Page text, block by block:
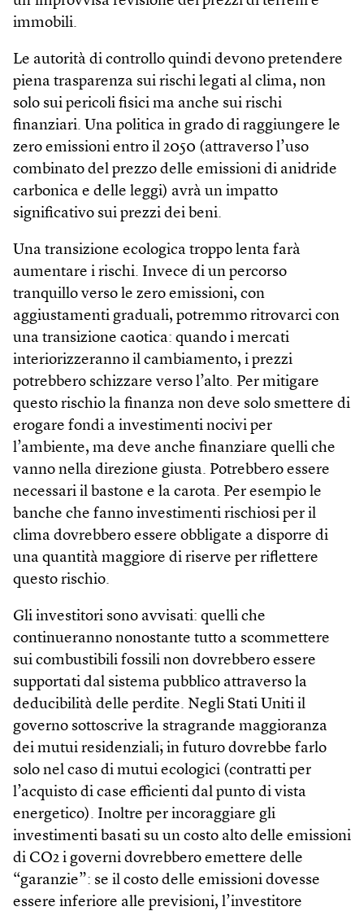
immobili.
Le autorità di controllo quindi devono pretendere
piena trasparenza sui rischi legati al clima, non
solo sui pericoli fisici ma anche sui rischi
finanziari. Una politica in grado di raggiungere le
zero emissioni entro il 2050 (attraverso l’uso
combinato del prezzo delle emissioni di anidride
carbonica e delle leggi) avrà un impatto
significativo sui prezzi dei beni.
Una transizione ecologica troppo lenta farà
aumentare i rischi. Invece di un percorso
tranquillo verso le zero emissioni, con
aggiustamenti graduali, potremmo ritrovarci con
una transizione caotica: quando i mercati
interiorizzeranno il cambiamento, i prezzi
potrebbero schizzare verso l’alto. Per mitigare
questo rischio la finanza non deve solo smettere di
erogare fondi a investimenti nocivi per
l’ambiente, ma deve anche finanziare quelli che
vanno nella direzione giusta. Potrebbero essere
necessari il bastone e la carota. Per esempio le
banche che fanno investimenti rischiosi per il
clima dovrebbero essere obbligate a disporre di
una quantità maggiore di riserve per riflettere
questo rischio.
Gli investitori sono avvisati: quelli che
continueranno nonostante tutto a scommettere
sui combustibili fossili non dovrebbero essere
supportati dal sistema pubblico attraverso la
deducibilità delle perdite. Negli Stati Uniti il
governo sottoscrive la stragrande maggioranza
dei mutui residenziali; in futuro dovrebbe farlo
solo nel caso di mutui ecologici (contratti per
l’acquisto di case efficienti dal punto di vista
energetico). Inoltre per incoraggiare gli
investimenti basati su un costo alto delle emissioni
di CO2 i governi dovrebbero emettere delle
“garanzie”: se il costo delle emissioni dovesse
essere inferiore alle previsioni, l’investitore